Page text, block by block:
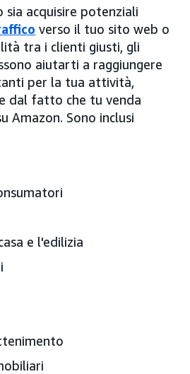
acquisire potenziali
verso il tuo sito web o
tra i clienti giusti, gli
aiutarti a raggiungere
per la tua attività,
dal fatto che tu venda
Amazon. Sono inclusi
e l'edilizia